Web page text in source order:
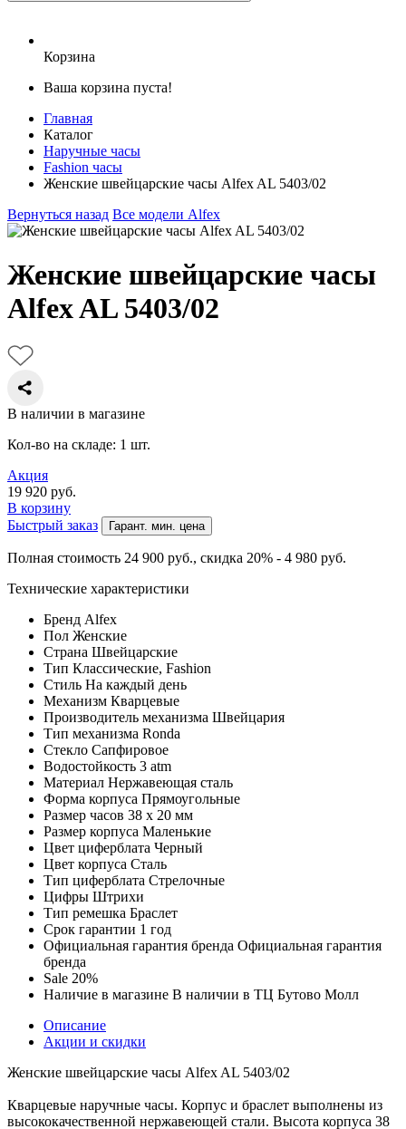
Корзина
Ваша корзина пуста!
Главная
Каталог
Наручные часы
Fashion часы
Женские швейцарские часы Alfex AL 5403/02
Вернуться назад Все модели Alfex
Женские швейцарские часы
Alfex AL 5403/02
В наличии в магазине
Кол-во на складе: 1 шт.
Акция
19 920 руб.
В корзину
Быстрый заказ
Гарант. мин. цена
Полная стоимость 24 900 руб., скидка 20% - 4 980 руб.
Технические характеристики
Бренд Alfex
Пол Женские
Страна Швейцарские
Тип Классические, Fashion
Стиль На каждый день
Механизм Кварцевые
Производитель механизма Швейцария
Тип механизма Ronda
Стекло Сапфировое
Водостойкость 3 atm
Материал Нержавеющая сталь
Форма корпуса Прямоугольные
Размер часов 38 х 20 мм
Размер корпуса Маленькие
Цвет циферблата Черный
Цвет корпуса Сталь
Тип циферблата Стрелочные
Цифры Штрихи
Тип ремешка Браслет
Срок гарантии 1 год
Официальная гарантия бренда Официальная гарантия
бренда
Sale 20%
Наличие в магазине В наличии в ТЦ Бутово Молл
Описание
Акции и скидки
Женские швейцарские часы Alfex AL 5403/02
Кварцевые наручные часы. Корпус и браслет выполнены из
высококачественной нержавеющей стали. Высота корпуса 38